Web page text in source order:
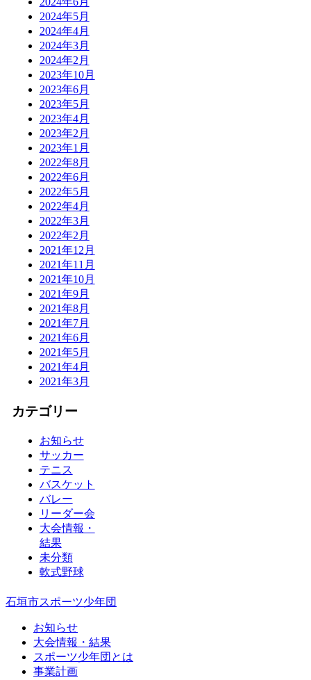
2024年5月
2024年4月
2024年3月
2024年2月
2023年10月
2023年6月
2023年5月
2023年4月
2023年2月
2023年1月
2022年8月
2022年6月
2022年5月
2022年4月
2022年3月
2022年2月
2021年12月
2021年11月
2021年10月
2021年9月
2021年8月
2021年7月
2021年6月
2021年5月
2021年4月
2021年3月
カテゴリー
お知らせ
サッカー
テニス
バスケット
バレー
リーダー会
大会情報・
結果
未分類
軟式野球
石垣市スポーツ少年団
お知らせ
大会情報・結果
スポーツ少年団とは
事業計画